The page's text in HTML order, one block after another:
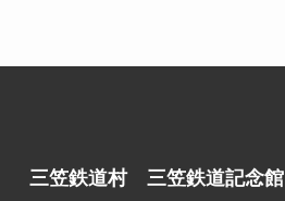
三笠鉄道村 三笠鉄道記念館